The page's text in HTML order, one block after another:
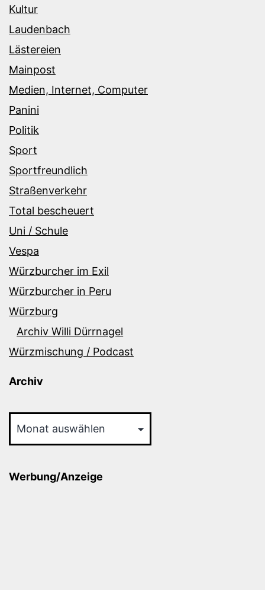
Kultur
Laudenbach
Lästereien
Mainpost
Medien, Internet, Computer
Panini
Politik
Sport
Sportfreundlich
Straßenverkehr
Total bescheuert
Uni / Schule
Vespa
Würzburcher im Exil
Würzburcher in Peru
Würzburg
Archiv Willi Dürrnagel
Würzmischung / Podcast
Archiv
Werbung/Anzeige